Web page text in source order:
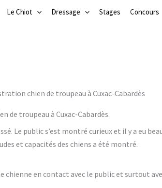
Le Chiot Dressage Stages Concours
chien de troupeau à Cuxac-Cabardès
de troupeau à Cuxac-Cabardès.
Le public s’est montré curieux et il y a eu
et capacités des chiens a été montré.
chienne en contact avec le public et surtout